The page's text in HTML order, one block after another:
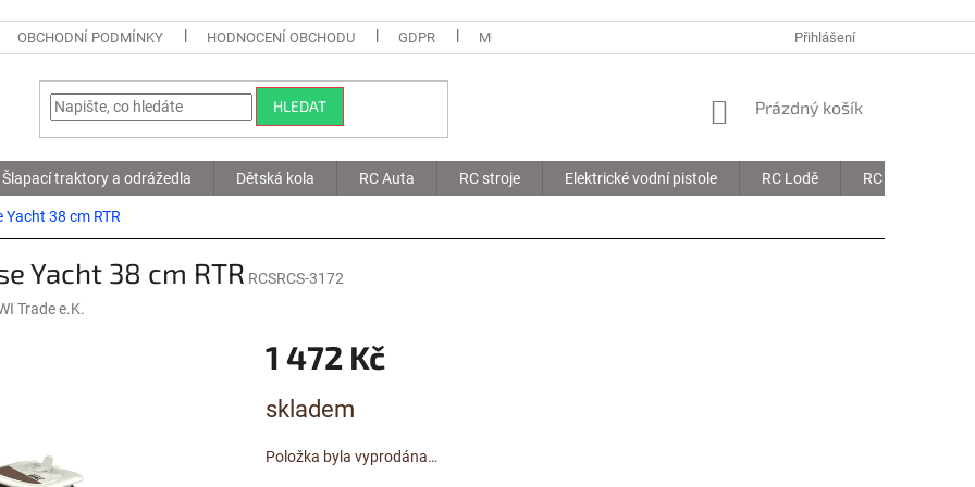
OBCHODNÍ PODMÍNKY HODNOCENÍ OBCHODU GDPR MOJE OBJEDNÁVKA Přihlášení
HLEDAT
NÁKUPNÍ
Prázdný košík
Šlapací traktory a odrážedla Dětská kola RC Auta RC stroje Elektrické vodní pistole RC Lodě RC Drony
Yacht 38 cm RTR
Yacht 38 cm RTR RCSRCS-3172
Trade e.K.
1 472 Kč
cena:
skladem
Položka byla vyprodána…